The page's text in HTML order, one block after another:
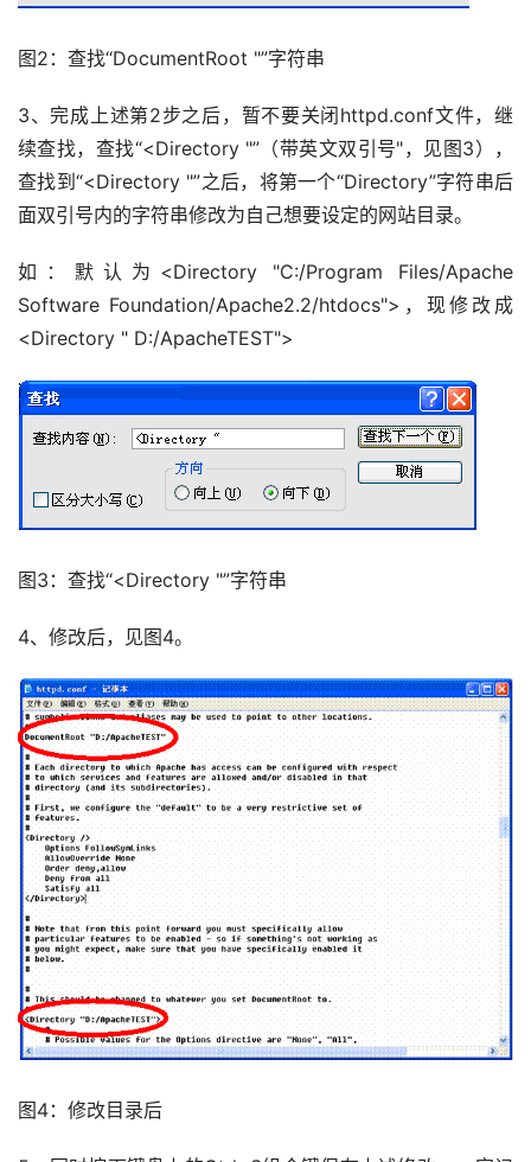
图2：查找“DocumentRoot "”字符串
3、完成上述第2步之后，暂不要关闭httpd.conf文件，继
续查找，查找“<Directory "”（带英文双引号"，见图3），
查找到“<Directory "”之后，将第一个“Directory”字符串后
面双引号内的字符串修改为自己想要设定的网站目录。
如：默认为<Directory "C:/Program Files/Apache
Software Foundation/Apache2.2/htdocs">，现修改成
<Directory " D:/ApacheTEST">
图3：查找“<Directory "”字符串
4、修改后，见图4。
图4：修改目录后